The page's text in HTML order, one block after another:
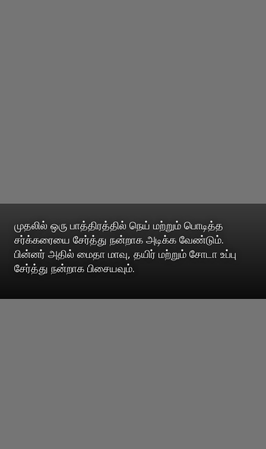
முதலில் ஒரு பாத்திரத்தில் நெய் மற்றும் பொடித்த
சர்க்கரையை சேர்த்து நன்றாக அடிக்க வேண்டும்.
பின்னர் அதில் மைதா மாவு, தயிர் மற்றும் சோடா உப்பு
சேர்த்து நன்றாக பிசையவும்.